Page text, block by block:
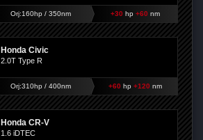
Orj:160hp / 350nm +30 hp+60 nm
Honda Civic
2.0T Type R
Orj:310hp / 400nm +60 hp+120 nm
Honda CR-V
1.6 iDTEC